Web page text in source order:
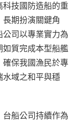
技國防造船的重
期扮演關鍵角
司以專業實力為
質完成本型船艦
確保我國漁民於專
水域之和平與穩
船公司持續作為